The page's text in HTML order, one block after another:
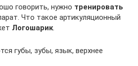
говорить, нужно тренировать
Что такое артикуляционный
Логошарик.
губы, зубы, язык, верхнее